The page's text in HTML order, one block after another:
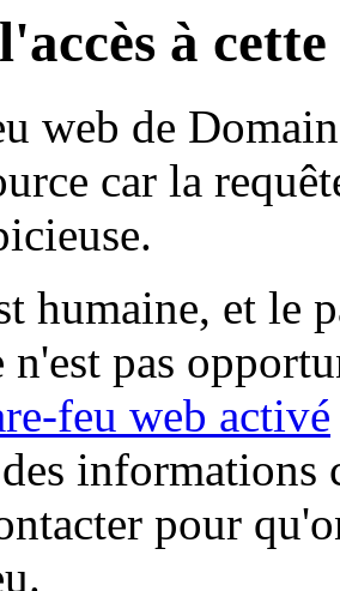
à
web de
car la
humaine, et le
n'est pas
feu web activé
informations
pour